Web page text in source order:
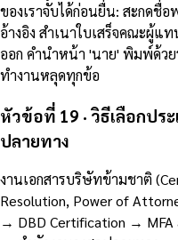
ของเราจับได้ก่อนยื่น: สะกดชื่อ
อ้างอิง สำเนาใบเสร็จคณะผู้แ
ออก คำนำหน้า 'นาย' พิมพ์ด้ว
ทำงานหลุดทุกข้อ
หัวข้อที่ 19 · วิธีเลือกปร
ปลายทาง
งานเอกสารบริษัทข้ามชาติ
Resolution, Power of
→ DBD Certification →